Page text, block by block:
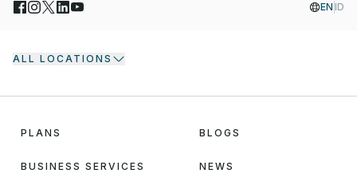
EN ID
ALL LOCATIONS
PLANS
BUSINESS SERVICES
BLOGS
NEWS